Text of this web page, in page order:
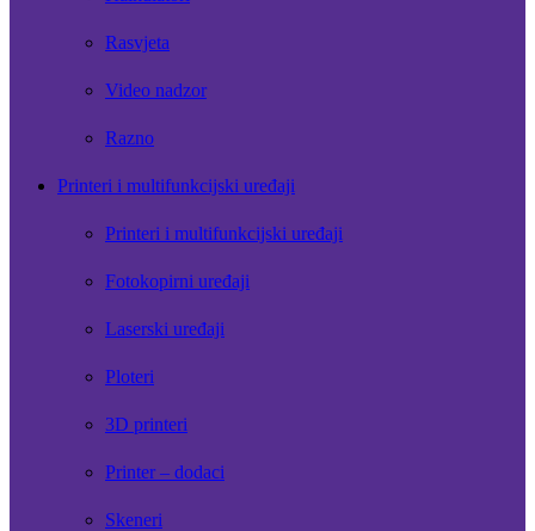
Rasvjeta
Video nadzor
Razno
Printeri i multifunkcijski uređaji
Printeri i multifunkcijski uređaji
Fotokopirni uređaji
Laserski uređaji
Ploteri
3D printeri
Printer – dodaci
Skeneri